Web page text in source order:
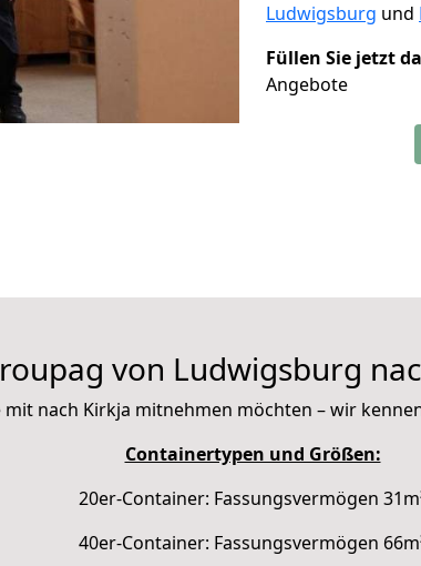
Ludwigsburg und
Füllen Sie jetzt
Angebote
von Ludwigsburg
mit nach Kirkja mitnehmen möchten – wir
Containertypen und Größen:
20er-Container: Fassungsvermögen
40er-Container: Fassungsvermögen